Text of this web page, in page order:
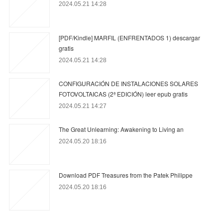
2024.05.21 14:28
[PDF/Kindle] MARFIL (ENFRENTADOS 1) descargar
gratis
2024.05.21 14:28
CONFIGURACIÓN DE INSTALACIONES SOLARES
FOTOVOLTAICAS (2ª EDICIÓN) leer epub gratis
2024.05.21 14:27
The Great Unlearning: Awakening to Living an
2024.05.20 18:16
Download PDF Treasures from the Patek Philippe
2024.05.20 18:16